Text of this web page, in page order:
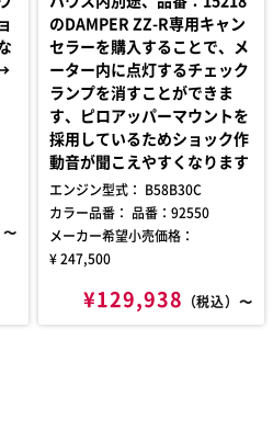
〜
のDAMPER ZZ-R専用キャン
セラーを購入することで、メ
ーター内に点灯するチェック
ランプを消すことができま
す、ピロアッパーマウントを
採用しているためショック作
動音が聞こえやすくなります
エンジン型式： B58B30C
カラー品番： 品番：92550
メーカー希望小売価格：
¥ 247,500
¥129,938 （税込）〜